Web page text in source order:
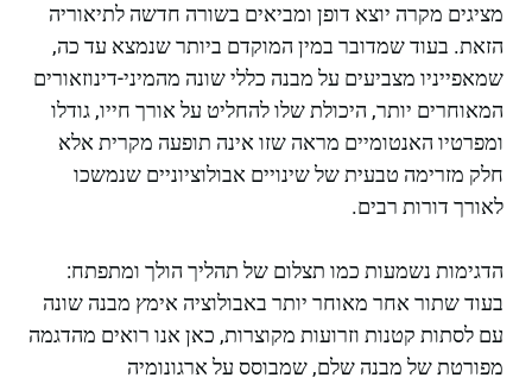
מציגים מקרה יוצא דופן ומביאים בשורה חדשה לתיאוריה
הזאת. בעוד שמדובר במין המוקדם ביותר שנמצא עד כה,
שמאפייניו מצביעים על מבנה כללי שונה מהמיני-דינוזאורים
המאוחרים יותר, היכולת שלו להחליט על אורך חייו, גודלו
ומפרטיו האנטומיים מראה שזו אינה תופעה מקרית אלא
חלק מזרימה טבעית של שינויים אבולוציוניים שנמשכו
לאורך דורות רבים.
הדגימות נשמעות כמו תצלום של תהליך הולך ומתפתח:
בעוד שתור אחר מאוחר יותר באבולוציה אימץ מבנה שונה
עם לסתות קטנות וזרועות מקוצרות, כאן אנו רואים מהדגמה
מפורטת של מבנה שלם, שמבוסס על ארגונומיה